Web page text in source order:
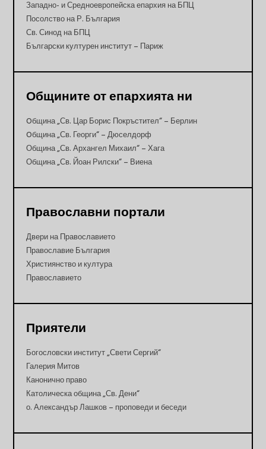
Западно- и Средноевропейска епархия на БПЦ
Посолство на Р. България
Св. Синод на БПЦ
Български културен институт – Париж
Общините от епархията ни
Oбщина „Св. Цар Борис Покръстител“ – Берлин
Oбщина „Св. Георги“ – Дюселдорф
Община „Св. Архангел Михаил“ – Хага
Община „Св. Йоан Рилски“ – Виена
Православни портали
Двери на Православието
Православие България
Християнство и култура
Православието
Приятели
Богословски институт „Свети Сергий“
Галерия Митов
Канонично право
Католическа община „Св. Дени“
о. Александър Лашков – проповеди и беседи